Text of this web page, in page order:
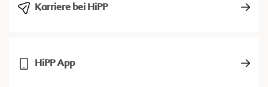
Karriere bei HiPP
HiPP App